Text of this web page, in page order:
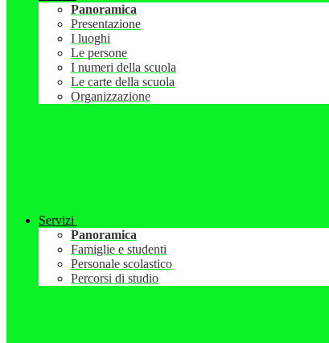
Panoramica
Presentazione
I luoghi
Le persone
I numeri della scuola
Le carte della scuola
Organizzazione
Servizi
Panoramica
Famiglie e studenti
Personale scolastico
Percorsi di studio